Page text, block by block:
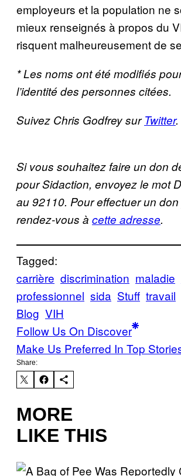
employeurs et la population ne
mieux renseignés à propos du
risquent malheureusement de
* Les noms ont été modifiés
l’identité des personnes citées.
Suivez Chris Godfrey surTwitter.
Si vous souhaitez faire un don
pour Sidaction, envoyez le mot
au 92110. Pour effectuer un
rendez-vous à cette adresse.
Tagged:
carrière discrimination maladie
professionnel sida Stuff travail
Blog VIH
Follow Us On Discover
Make Us Preferred In Top
Share:
MORE
LIKE THIS